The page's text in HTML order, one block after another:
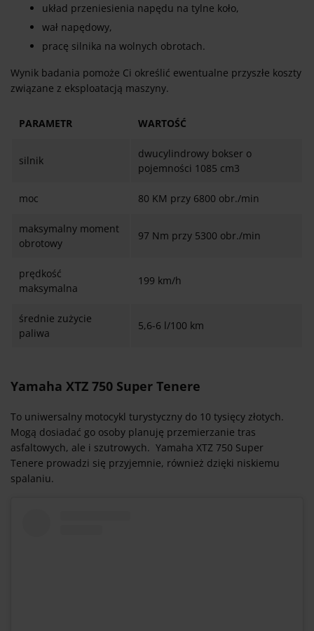
układ przeniesienia napędu na tylne koło,
wał napędowy,
pracę silnika na wolnych obrotach.
Wynik badania pomoże Ci określić ewentualne przyszłe koszty
związane z eksploatacją maszyny.
PARAMETR WARTOŚĆ
silnik
dwucylindrowy bokser o
pojemności 1085 cm3
moc 80 KM przy 6800 obr./min
maksymalny moment
obrotowy
97 Nm przy 5300 obr./min
prędkość
maksymalna
199 km/h
średnie zużycie
paliwa
5,6-6 l/100 km
Yamaha XTZ 750 Super Tenere
To uniwersalny motocykl turystyczny do 10 tysięcy złotych.
Mogą dosiadać go osoby planuję przemierzanie tras
asfaltowych, ale i szutrowych. Yamaha XTZ 750 Super
Tenere prowadzi się przyjemnie, również dzięki niskiemu
spalaniu.